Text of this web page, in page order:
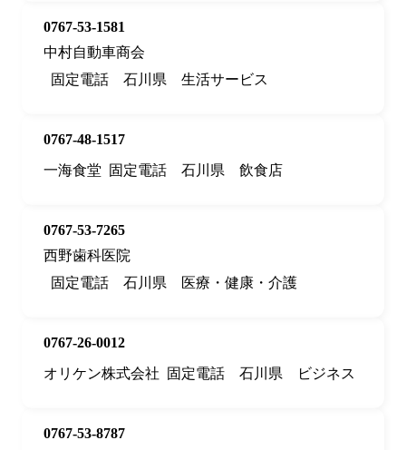
0767-53-1581
中村自動車商会
固定電話
石川県 生活サービス
0767-48-1517
一海食堂
固定電話 石川県 飲食店
0767-53-7265
西野歯科医院
固定電話
石川県 医療・健康・介護
0767-26-0012
オリケン株式会社
固定電話 石川県 ビジネス
0767-53-8787